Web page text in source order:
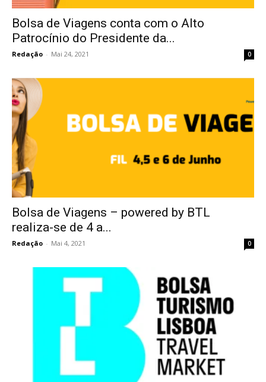
Bolsa de Viagens conta com o Alto
Patrocínio do Presidente da...
Redação - Mai 24, 2021 0
Bolsa de Viagens – powered by BTL
realiza-se de 4 a...
Redação - Mai 4, 2021 0